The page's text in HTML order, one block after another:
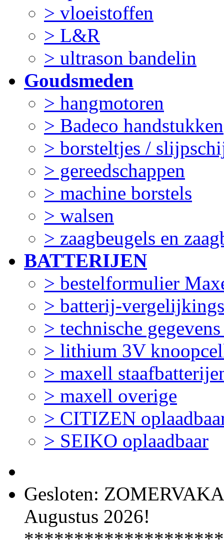
> vloeistoffen
> L&R
> ultrason bandelin
Goudsmeden
> hangmotoren
> Badeco handstukken
> borsteltjes /
> gereedschappen
> machine borstels
> walsen
> zaagbeugels en
BATTERIJEN
> bestelformulier
> batterij-
> technische
> lithium 3V
> maxell
> maxell overige
> CITIZEN
> SEIKO oplaadbaar
Gesloten:
Augustus 2026!